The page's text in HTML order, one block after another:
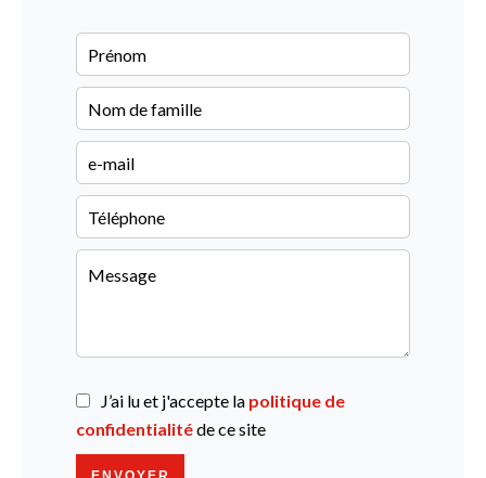
J’ai lu et j'accepte la politique de
confidentialitéde ce site